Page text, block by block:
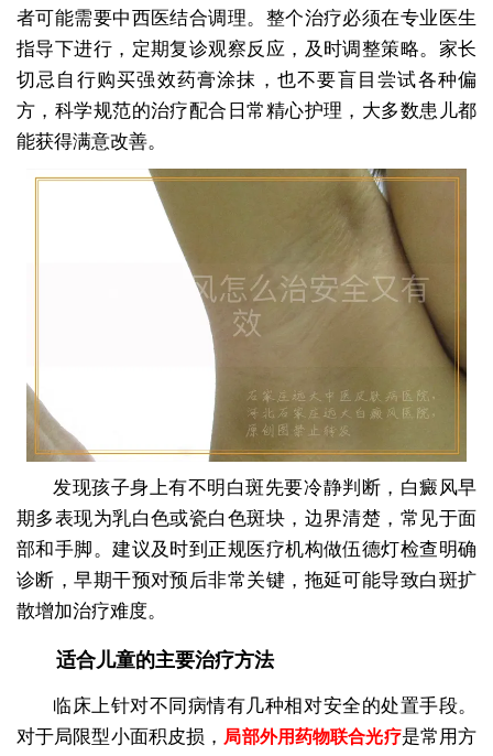
者可能需要中西医结合调理。整个治疗必须在专业医生
指导下进行，定期复诊观察反应，及时调整策略。家长
切忌自行购买强效药膏涂抹，也不要盲目尝试各种偏
方，科学规范的治疗配合日常精心护理，大多数患儿都
能获得满意改善。
发现孩子身上有不明白斑先要冷静判断，白癜风早
期多表现为乳白色或瓷白色斑块，边界清楚，常见于面
部和手脚。建议及时到正规医疗机构做伍德灯检查明确
诊断，早期干预对预后非常关键，拖延可能导致白斑扩
散增加治疗难度。
适合儿童的主要治疗方法
临床上针对不同病情有几种相对安全的处置手段。
对于局限型小面积皮损， 局部外用药物联合光疗是常用方